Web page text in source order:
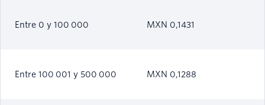
Entre 0 y 100 000 MXN 0,1431
Entre 100 001 y 500 000 MXN 0,1288